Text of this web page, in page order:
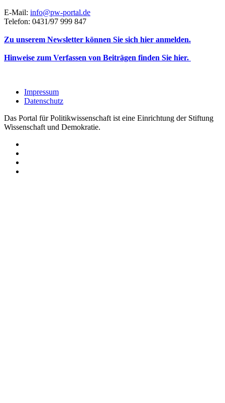
E-Mail: info@pw-portal.de
Telefon: 0431/97 999 847
Zu unserem Newsletter können Sie sich hier anmelden.
Hinweise zum Verfassen von Beiträgen finden Sie hier.
Impressum
Datenschutz
Das Portal für Politikwissenschaft ist eine Einrichtung der Stiftung
Wissenschaft und Demokratie.